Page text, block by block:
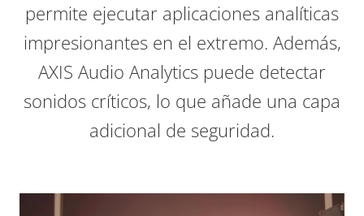
permite ejecutar aplicaciones analíticas
impresionantes en el extremo. Además,
AXIS Audio Analytics puede detectar
sonidos críticos, lo que añade una capa
adicional de seguridad.